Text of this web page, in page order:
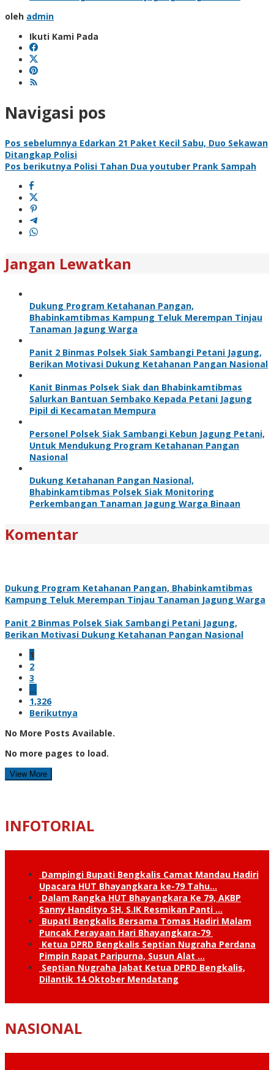
oleh admin
Ikuti Kami Pada
Navigasi pos
Pos sebelumnya Edarkan 21 Paket Kecil Sabu, Duo Sekawan
Ditangkap Polisi
Pos berikutnya Polisi Tahan Dua youtuber Prank Sampah
Jangan Lewatkan
Dukung Program Ketahanan Pangan,
Bhabinkamtibmas Kampung Teluk Merempan Tinjau
Tanaman Jagung Warga
Panit 2 Binmas Polsek Siak Sambangi Petani Jagung,
Berikan Motivasi Dukung Ketahanan Pangan Nasional
Kanit Binmas Polsek Siak dan Bhabinkamtibmas
Salurkan Bantuan Sembako Kepada Petani Jagung
Pipil di Kecamatan Mempura
Personel Polsek Siak Sambangi Kebun Jagung Petani,
Untuk Mendukung Program Ketahanan Pangan
Nasional
Dukung Ketahanan Pangan Nasional,
Bhabinkamtibmas Polsek Siak Monitoring
Perkembangan Tanaman Jagung Warga Binaan
Komentar
Dukung Program Ketahanan Pangan, Bhabinkamtibmas
Kampung Teluk Merempan Tinjau Tanaman Jagung Warga
Panit 2 Binmas Polsek Siak Sambangi Petani Jagung,
Berikan Motivasi Dukung Ketahanan Pangan Nasional
1
2
3
…
1,326
Berikutnya
No More Posts Available.
No more pages to load.
View More
INFOTORIAL
Dampingi Bupati Bengkalis Camat Mandau Hadiri
Upacara HUT Bhayangkara ke-79 Tahu…
Dalam Rangka HUT Bhayangkara Ke 79, AKBP
Sanny Handityo SH, S.IK Resmikan Panti …
Bupati Bengkalis Bersama Tomas Hadiri Malam
Puncak Perayaan Hari Bhayangkara-79
Ketua DPRD Bengkalis Septian Nugraha Perdana
Pimpin Rapat Paripurna, Susun Alat …
Septian Nugraha Jabat Ketua DPRD Bengkalis,
Dilantik 14 Oktober Mendatang
NASIONAL